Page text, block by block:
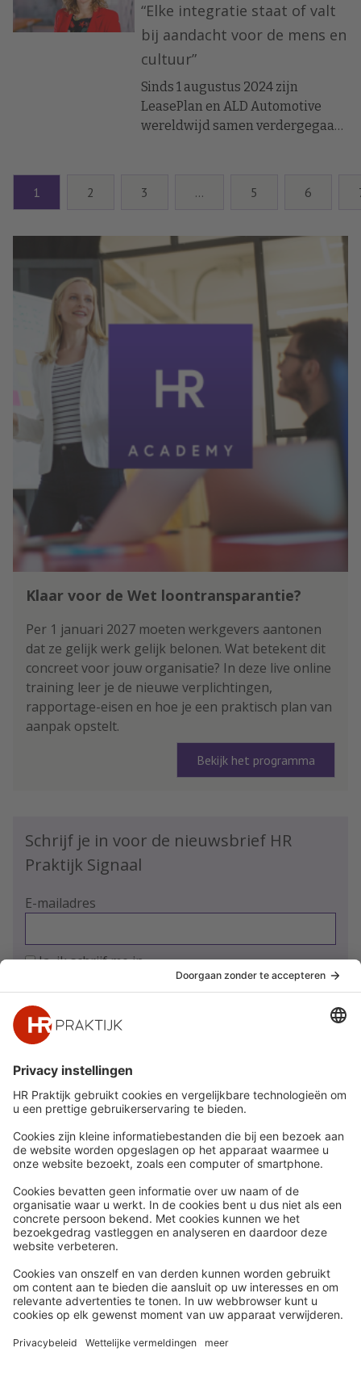
“Elke integratie staat of valt
bij aandacht voor de mens en
cultuur”
Sinds 1 augustus 2024 zijn
LeasePlan en ALD Automotive
wereldwijd samen verdergegaan
grootste uitdaging.
1 2 3 … 5 6
Klaar voor de Wet loontransparantie?
Per 1 januari 2027 moeten werkgevers aantonen
dat ze gelijk werk gelijk belonen. Wat betekent dit
concreet voor jouw organisatie? In deze live online
training leer je de nieuwe verplichtingen,
rapportage-eisen en hoe je een praktisch plan van
aanpak opstelt.
Bekijk het programma
Schrijf je in voor de nieuwsbrief HR
Praktijk Signaal
E-mailadres
Ja, ik schrijf me in
Snel naar
Nieuws
Whitepapers
Webinars
Word lid
Contact
Meer
HR Academy
HR Podcast
CHRO
HR Day
Volg Ons